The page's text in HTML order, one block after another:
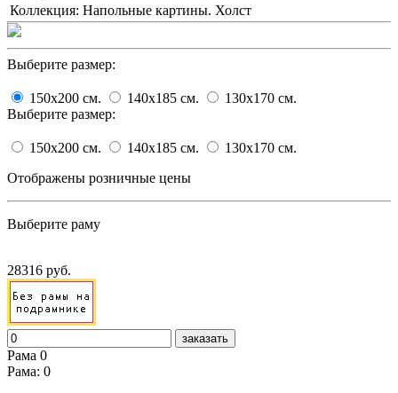
Коллекция: Напольные картины. Холст
Выберите размер:
150x200 cм. 140x185 cм. 130x170 cм.
Выберите размер:
150x200 cм. 140x185 cм. 130x170 cм.
Отображены розничные цены
Выберите раму
28316 руб.
заказать
Рама 0
Рама: 0